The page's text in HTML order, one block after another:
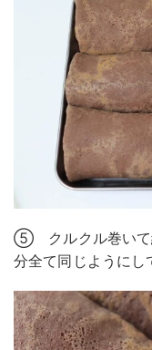
⑤ クルクル巻いて
分全て同じようにし